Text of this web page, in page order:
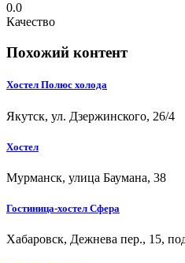
0.0
Качество
Похожий контент
Хостел Полюс холода
Якутск, ул. Дзержинского, 26/4
Хостел
Мурманск, улица Баумана, 38
Гостиница-хостел Сферa
Хабаровск, Дежнева пер., 15,